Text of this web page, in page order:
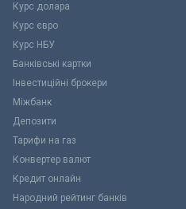
Курс долара
Курс євро
Курс НБУ
Банківські картки
Інвестиційні брокери
Міжбанк
Депозити
Тарифи на газ
Конвертер валют
Кредит онлайн
Народний рейтинг банків